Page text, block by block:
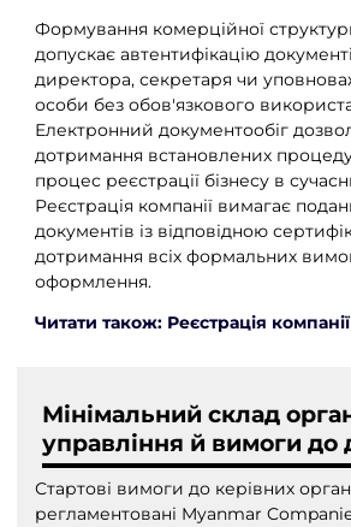
Формування комерційної
допускає автентифікацію
директора, секретаря чи
особи без обов'язкового
Електронний документообіг
дотримання встановлених
процес реєстрації бізнесу в
Реєстрація компанії вимагає
документів із відповідною
дотримання всіх формальних
оформлення.
Читати також: Реєстрація
Мінімальний склад
управління й вимоги до
Стартові вимоги до керівних
регламентовані Myanmar